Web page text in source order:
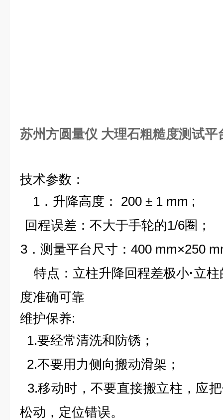
苏州方圆量仪 大理石粗糙度测试平
技术参数：
1．升降高度： 200 ±1 mm ;
．回程误差：不大于手轮的1/6圈；
3．测量平台尺寸： 400 mm×250
特点：立柱升降回程差极小·立
度准确可靠
维护保养:
1.要经常清洗和防锈；
2.不要用力侧向搬动滑架；
3.移动时，不要直接搬立柱，应
松动，定位错误。